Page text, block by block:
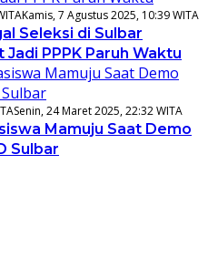
Kamis, 7 Agustus 2025, 10:39 WITA
Seleksi di Sulbar
PPPK Paruh Waktu
Senin, 24 Maret 2025, 22:32 WITA
Mamuju Saat Demo
Sulbar